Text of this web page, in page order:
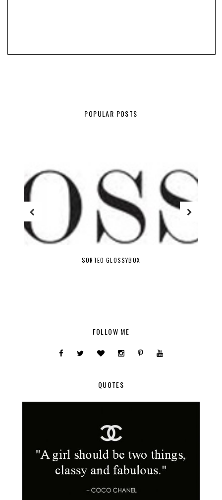
POPULAR POSTS
SORTEO GLOSSYBOX
FOLLOW ME
QUOTES